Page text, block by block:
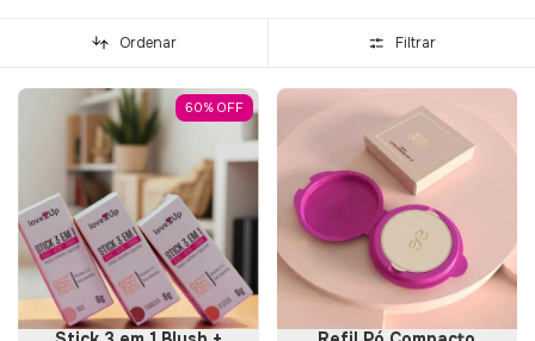
Ordenar Filtrar
60% OFF